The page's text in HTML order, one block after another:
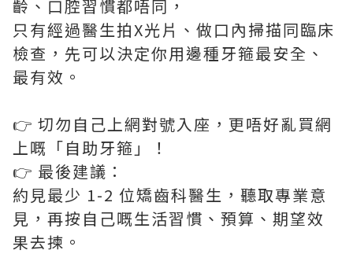
齡、口腔習慣都唔同，
只有經過醫生拍X光片、做口內掃描同臨床
檢查，先可以決定你用邊種牙箍最安全、
最有效。
👉 切勿自己上網對號入座，更唔好亂買網
上嘅「自助牙箍」！
👉 最後建議：
約見最少 1-2 位矯齒科醫生，聽取專業意
見，再按自己嘅生活習慣、預算、期望效
果去揀。